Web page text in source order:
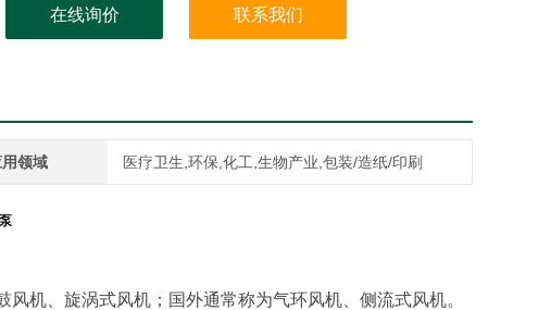
在线询价 联系我们
用领域 医疗卫生,环保,化工,生物产业,包装/造纸/印刷
机、旋涡式风机；国外通常称为气环风机、侧流式风机。